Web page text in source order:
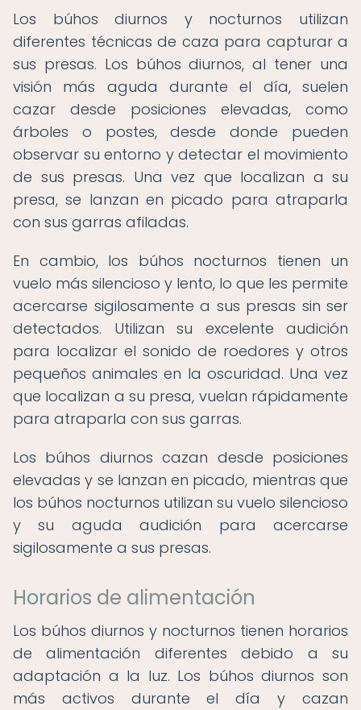
Los búhos diurnos y nocturnos utilizan
diferentes técnicas de caza para capturar a
sus presas. Los búhos diurnos, al tener una
visión más aguda durante el día, suelen
cazar desde posiciones elevadas, como
árboles o postes, desde donde pueden
observar su entorno y detectar el movimiento
de sus presas. Una vez que localizan a su
presa, se lanzan en picado para atraparla
con sus garras afiladas.
En cambio, los búhos nocturnos tienen un
vuelo más silencioso y lento, lo que les permite
acercarse sigilosamente a sus presas sin ser
detectados. Utilizan su excelente audición
para localizar el sonido de roedores y otros
pequeños animales en la oscuridad. Una vez
que localizan a su presa, vuelan rápidamente
para atraparla con sus garras.
Los búhos diurnos cazan desde posiciones
elevadas y se lanzan en picado, mientras que
los búhos nocturnos utilizan su vuelo silencioso
y su aguda audición para acercarse
sigilosamente a sus presas.
Horarios de alimentación
Los búhos diurnos y nocturnos tienen horarios
de alimentación diferentes debido a su
adaptación a la luz. Los búhos diurnos son
más activos durante el día y cazan